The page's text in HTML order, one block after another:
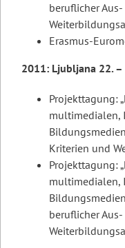
beruflicher
Erasmus-
2011: Ljubljana 22.
Projekttagung:
multimedialen,
Kriterien und
Projekttagung:
multimedialen,
beruflicher